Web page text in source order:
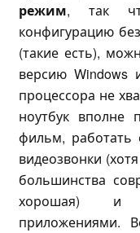
режим, так
конфигурацию
(такие есть),
версию Windows
процессора не
ноутбук вполне
фильм,
видеозвонки
большинства
хорошая) и
приложениями.